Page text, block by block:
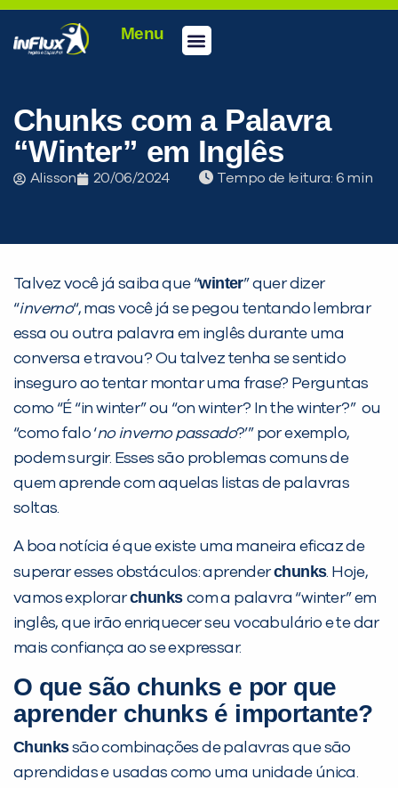
Menu
Chunks com a Palavra
“Winter” em Inglês
Alisson 20/06/2024 Tempo de leitura:
Talvez você já saiba que “winter” quer dizer
“inverno“, mas você já se pegou tentando lembrar
essa ou outra palavra em inglês durante uma
conversa e travou? Ou talvez tenha se sentido
inseguro ao tentar montar uma frase? Perguntas
como “É “in winter” ou “on winter? In the winter?” ou
“como falo ‘no inverno passado?’” por exemplo,
podem surgir. Esses são problemas comuns de
quem aprende com aquelas listas de palavras
soltas.
A boa notícia é que existe uma maneira eficaz de
superar esses obstáculos: aprenderchunks. Hoje,
vamos explorarchunks com a palavra “winter” em
inglês, que irão enriquecer seu vocabulário e te dar
mais confiança ao se expressar.
O que são chunks e por que
aprender chunks é importante?
Chunkssão combinações de palavras que são
aprendidas e usadas como uma unidade única.
PEÇA UMA DEMONSTRAÇÃO DE MÉTODO